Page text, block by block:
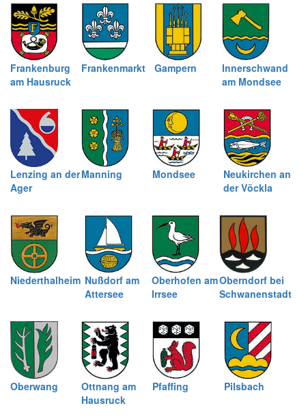
Frankenburg
am Hausruck
Frankenmarkt Gampern
Innerschwand
am Mondsee
Lenzing an der
Ager
Manning Mondsee
Neukirchen an
der Vöckla
Niederthalheim Nußdorf am
Attersee
Oberhofen am
Irrsee
Oberndorf bei
Schwanenstadt
Oberwang
Ottnang am
Hausruck
Pfaffing Pilsbach